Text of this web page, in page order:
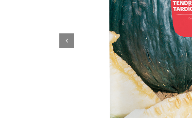
Melón Tendral Verde Tardío